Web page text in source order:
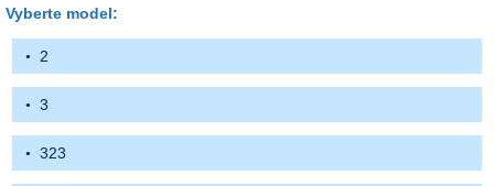
Vyberte model:
2
3
323